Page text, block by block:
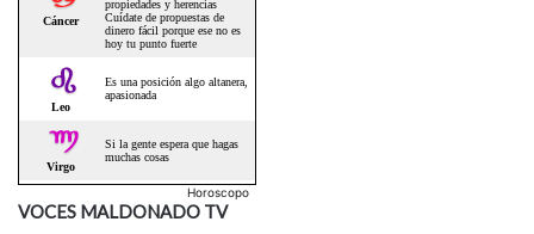
Horoscopo
VOCES MALDONADO TV